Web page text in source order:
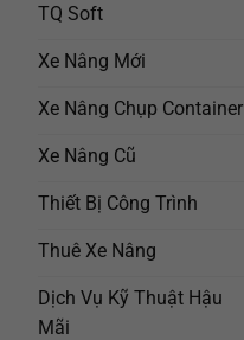
TQ Soft
Xe Nâng Mới
Xe Nâng Chụp Container
Xe Nâng Cũ
Thiết Bị Công Trình
Thuê Xe Nâng
Dịch Vụ Kỹ Thuật Hậu
Mãi